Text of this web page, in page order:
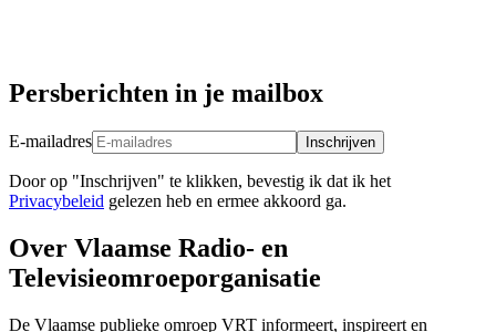
Persberichten in je mailbox
E-mailadres Inschrijven
Door op "Inschrijven" te klikken, bevestig ik dat ik het
Privacybeleid gelezen heb en ermee akkoord ga.
Over Vlaamse Radio- en
Televisieomroeporganisatie
De Vlaamse publieke omroep VRT informeert, inspireert en